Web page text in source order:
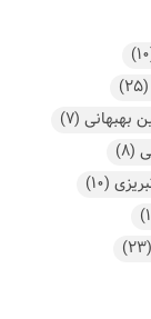
بهبهانی(7)
(8)
(10)
(23)